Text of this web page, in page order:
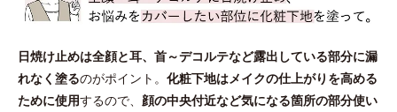
日焼け止めは全顔と耳、首～デコルテなど露出している部分に漏
れなく塗るのがポイント。 化粧下地はメイクの仕上がりを高める
ために使用するので、 顔の中央付近など気になる箇所の部分使い